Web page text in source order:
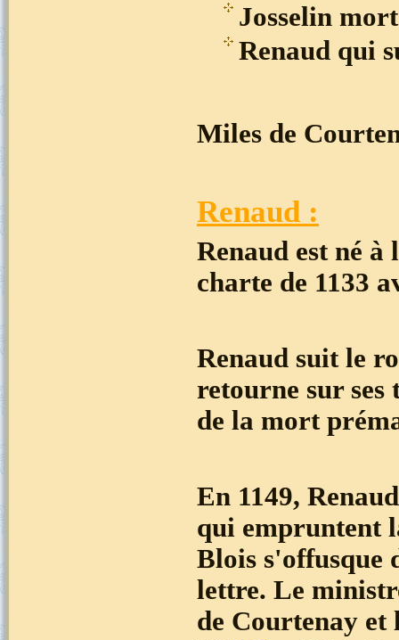
Josselin
Renaud qui
Miles de
Renaud :
Renaud est né
charte de 1133
Renaud suit le
retourne sur ses
de la mort
En 1149,
qui empruntent
Blois s'offusque
lettre. Le
de Courtenay